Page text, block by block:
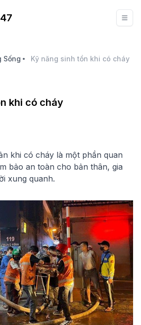
Sống Kỹ năng sinh tồn khi có cháy
khi có cháy
khi có cháy là một phần quan
bảo an toàn cho bản thân, gia
xung quanh.